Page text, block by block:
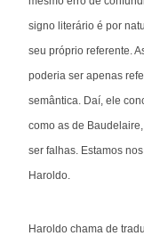
signo literário é por
seu próprio referente.
poderia ser apenas
semântica. Daí, ele
como as de
ser falhas. Estamos
Haroldo.
Haroldo chama de